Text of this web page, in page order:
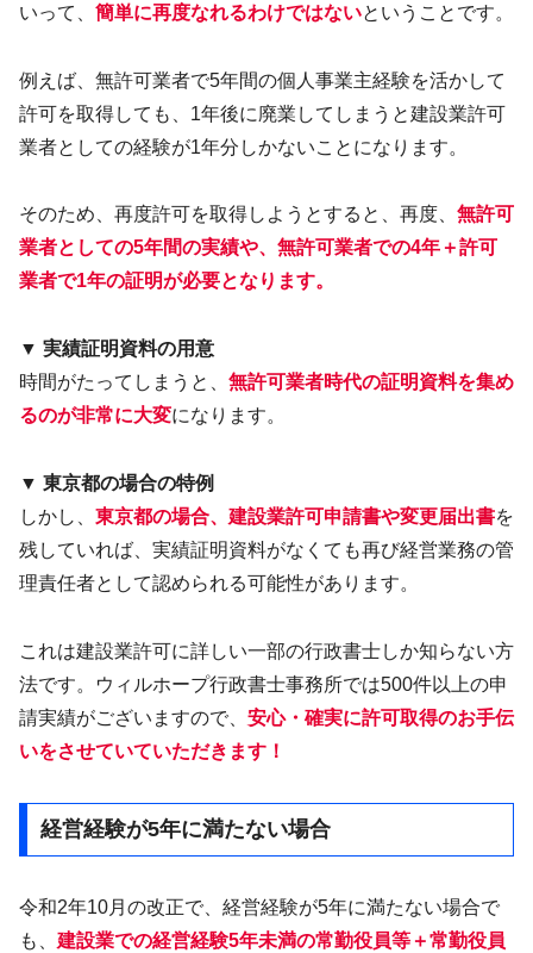
いって、 簡単に再度なれるわけではないということです。
例えば、無許可業者で5年間の個人事業主経験を活かして
許可を取得しても、1年後に廃業してしまうと建設業許可
業者としての経験が1年分しかないことになります。
そのため、再度許可を取得しようとすると、再度、 無許可
業者としての5年間の実績や、無許可業者での4年＋許可
業者で1年の証明が必要となります。
▼ 実績証明資料の用意
時間がたってしまうと、 無許可業者時代の証明資料を集め
るのが非常に大変になります。
▼ 東京都の場合の特例
しかし、 東京都の場合、建設業許可申請書や変更届出書を
残していれば、実績証明資料がなくても再び経営業務の管
理責任者として認められる可能性があります。
これは建設業許可に詳しい一部の行政書士しか知らない方
法です。ウィルホープ行政書士事務所では500件以上の申
請実績がございますので、 安心・確実に許可取得のお手伝
いをさせていていただきます！
経営経験が5年に満たない場合
令和2年10月の改正で、経営経験が5年に満たない場合で
も、 建設業での経営経験5年未満の常勤役員等＋常勤役員